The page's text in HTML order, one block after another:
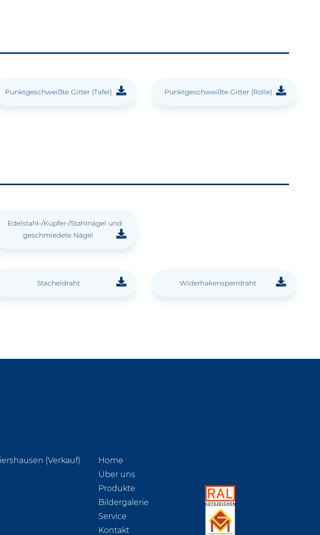
Punktgeschweißte Gitter (Tafel) Punktgeschweißte Gitter (Rolle)
Edelstahl-/Kupfer-/Stahlnägel und
geschmiedete Nägel
Stacheldraht Widerhakensperrdraht
(Verkauf)
Home
Über uns
Produkte
Bildergalerie
Service
Kontakt